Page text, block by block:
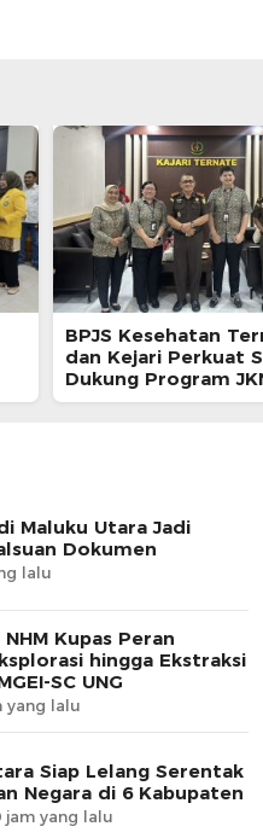
BPJS Kesehatan
dan Kejari Perkuat
Dukung Program
Maluku Utara Jadi
Dokumen
lalu
Kupas Peran
hingga Ekstraksi
SC UNG
yang lalu
Siap Lelang Serentak
Negara di 6 Kabupaten
jam yang lalu